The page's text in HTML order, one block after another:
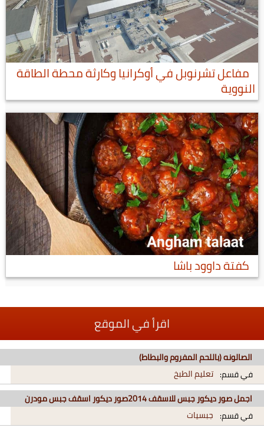
مفاعل تشرنوبل في أوكرانيا وكارثة محطة الطاقة
النووية
كفتة داوود باشا
اقرأ في الموقع
الصالونه (باللحم المفروم والبطاط)
في قسم: تعليم الطبخ
اجمل صور ديكور جبس للاسقف 2014صور ديكور اسقف جبس مودرن
في قسم: جبسيات